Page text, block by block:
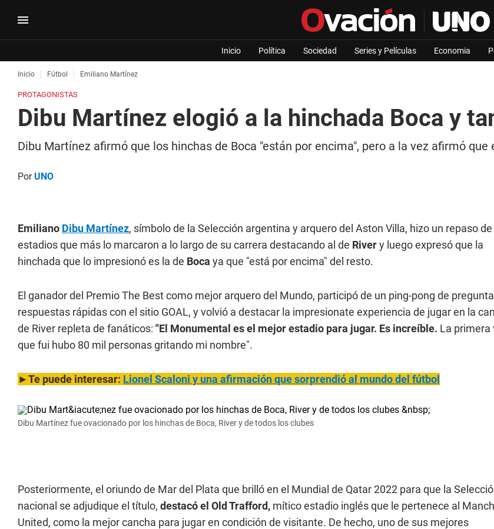
Inicio Política Sociedad Series y Películas Economia
Inicio Fútbol Emiliano Martínez
PROTAGONISTAS
Dibu Martínez elogió a la hinchada Boca y
Dibu Martínez afirmó que los hinchas de Boca "están por encima", pero a la vez afirmó que
PorUNO
Emiliano Dibu Martínez, símbolo de la Selección argentina y arquero del Aston Villa, hizo un repaso
estadios que más lo marcaron a lo largo de su carrera destacando al de Rivery luego expresó que la
hinchada que lo impresionó es la de Boca ya que "está por encima" del resto.
El ganador del Premio The Best como mejor arquero del Mundo, participó de un ping-pong de
respuestas rápidas con el sitio GOAL, y volvió a destacar la impresionate experiencia de jugar en la
de River repleta de fanáticos: "El Monumental es el mejor estadio para jugar. Es increíble. La primera
que fui hubo 80 mil personas gritando mi nombre".
►Te puede interesar: Lionel Scaloni y una afirmación que sorprendió al mundo del fútbol
Dibu Martínez fue ovacionado por los hinchas de Boca, River y de todos los clubes
Posteriormente, el oriundo de Mar del Plata que brilló en el Mundial de Qatar 2022 para que la
nacional se adjudique el título, destacó el Old Trafford, mítico estadio inglés que le pertenece al
United, como la mejor cancha para jugar en condición de visitante. De hecho, uno de sus mejores